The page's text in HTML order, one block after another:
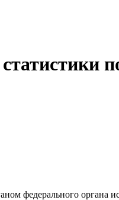
федерального органа